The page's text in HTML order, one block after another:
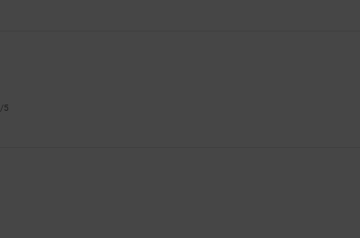
/5